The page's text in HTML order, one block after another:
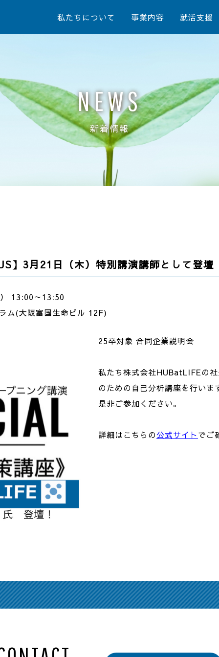
私たちについて 事業内容 就活支援
NEWS
新着情報
】3月21日（木）特別講演講師として登壇
13:00～13:50
ム(大阪富国生命ビル 12F)
25卒対象 合同企業説明会
私たち株式会社HUBatLIFEの
のための自己分析講座を行いま
是非ご参加ください。
詳細はこちらの公式サイト でご